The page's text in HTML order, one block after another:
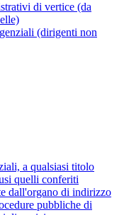
di vertice (da
(dirigenti non
a qualsiasi titolo
quelli conferiti
dall'organo di indirizzo
pubbliche di